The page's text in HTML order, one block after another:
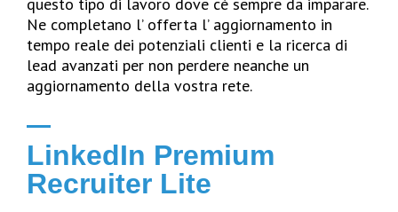
Ne completano l’ offerta l’ aggiornamento in
tempo reale dei potenziali clienti e la ricerca di
lead avanzati per non perdere neanche un
aggiornamento della vostra rete.
LinkedIn Premium
Recruiter Lite